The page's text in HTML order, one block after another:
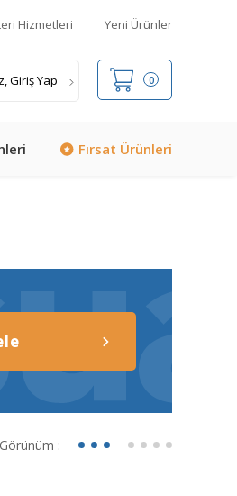
Hizmetleri Yeni Ürünler
0
Giriş Yap
Fırsat Ürünleri
Görünüm :